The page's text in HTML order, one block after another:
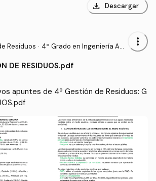
download Descargar
Residuos · 4º Grado en Ingeniería Agrí
more_vert
DE RESIDUOS.pdf
apuntes de 4º Gestión de Residuos: G